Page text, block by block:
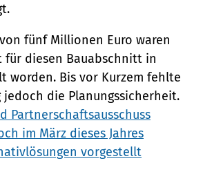
fünf Millionen Euro waren
für diesen Bauabschnitt in
worden. Bis vor Kurzem fehlte
jedoch die Planungssicherheit.
Partnerschaftsausschuss
im März dieses Jahres
vorgestellt